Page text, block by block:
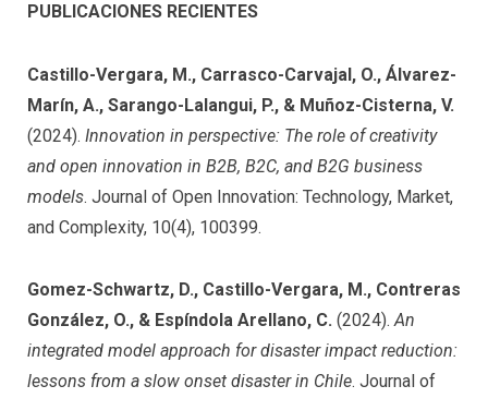
PUBLICACIONES RECIENTES
Castillo-Vergara, M., Carrasco-Carvajal, O., Álvarez-
Marín, A., Sarango-Lalangui, P., & Muñoz-Cisterna, V.
(2024). Innovation in perspective: The role of creativity
and open innovation in B2B, B2C, and B2G business
models. Journal of Open Innovation: Technology, Market,
and Complexity, 10(4), 100399.
Gomez-Schwartz, D., Castillo-Vergara, M., Contreras
González, O., & Espíndola Arellano, C. (2024).An
integrated model approach for disaster impact reduction:
lessons from a slow onset disaster in Chile. Journal of